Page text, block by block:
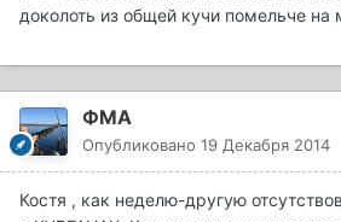
доколоть из общей кучи помельче на
ФМА
Опубликовано 19 Декабря 2014
Костя , как неделю-другую